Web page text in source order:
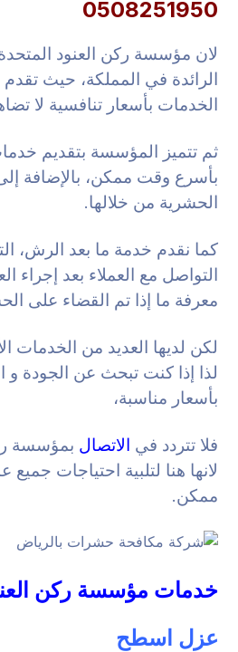
0508251950
لان مؤسسة ركن العنود
الرائدة في المملكة، حيث
الخدمات بأسعار تنافسية لا
ثم تتميز المؤسسة بتقديم
بأسرع وقت ممكن، بالإضافة
الحشرية من خلالها.
كما نقدم خدمة ما بعد الرش،
التواصل مع العملاء بعد إجراء
معرفة ما إذا تم القضاء على
لكن لديها العديد من الخدمات
لذا إذا كنت تبحث عن الجودة و
بأسعار مناسبة،
فلا تتردد في الاتصال بمؤسسة
لانها هنا لتلبية احتياجات
ممكن.
خدمات مؤسسة ركن
عزل اسطح